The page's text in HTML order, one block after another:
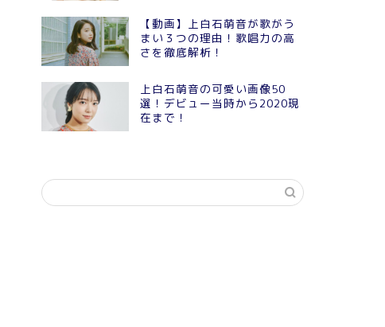
【動画】上白石萌音が歌がう
まい３つの理由！歌唱力の高
さを徹底解析！
上白石萌音の可愛い画像50
選！デビュー当時から2020現
在まで！